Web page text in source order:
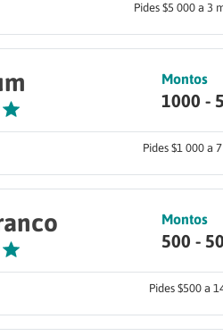
Pides $5 000 a 3
Montos
1000 -
Pides $1 000 a
Montos
500 -
Pides $500 a